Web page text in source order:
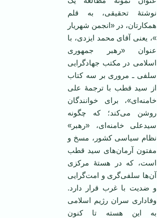
نوشتۀ تحقیقی، به قلم
همکارتان، در «انجمن شهریار
»، یعنی آقای محمد ایزدی، با
عنوان «رهبر جمهوری
اسلامی در مکتب جهادگرایی
سلفی ـ مروری بر سه کتاب
از سید قطب با ترجمهٔ علی
خامنه‌ای»، برای خوانندگان
روشن می‌کند؛ که چگونه
سیدعلی خامنه‌ای، «رهبر»
نظام سیاسی کشور، مسخ و
مفتون آرمان‌های سید قطب
است، که در هستۀ مرکزی
آن‌ها سلفی‌گری و امت‌گرایی
و ضدیت با غرب قرار دارد.
وفاداری سران رژیم اسلامی
به این هسته تا کنون